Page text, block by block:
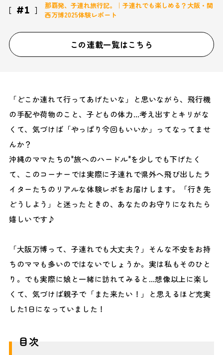
#1
那覇発、子連れ旅行記。｜子連れでも楽しめる？大阪・関
西万博2025体験レポート
この連載一覧はこちら
「どこか連れて行ってあげたいな」と思いながら、飛行機
の手配や荷物のこと、子どもの体力…考え出すとキリがな
くて、気づけば「やっぱり今回もいいか」ってなってませ
んか？
沖縄のママたちの"旅へのハードル"を少しでも下げたく
て、このコーナーでは実際に子連れで県外へ飛び出したラ
イターたちのリアルな体験レポをお届けします。「行き先
どうしよう」と迷ったときの、あなたのお守りになれたら
嬉しいです♪
「大阪万博って、子連れでも大丈夫？」そんな不安をお持
ちのママも多いのではないでしょうか。実は私もそのひと
り。でも実際に娘と一緒に訪れてみると…想像以上に楽し
くて、気づけば親子で「また来たい！」と思えるほど充実
した1日になっていました！
目次